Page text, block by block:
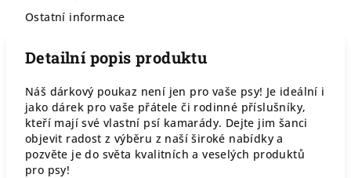
Ostatní informace
Detailní popis produktu
Náš dárkový poukaz není jen pro vaše psy! Je ideální i
jako dárek pro vaše přátele či rodinné příslušníky,
kteří mají své vlastní psí kamarády. Dejte jim šanci
objevit radost z výběru z naší široké nabídky a
pozvěte je do světa kvalitních a veselých produktů
pro psy!